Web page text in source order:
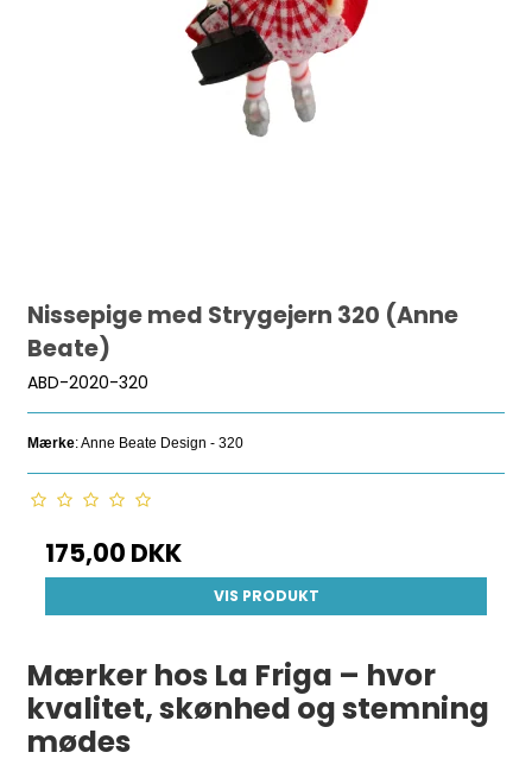
Nissepige med Strygejern 320 (Anne
Beate)
ABD-2020-320
Mærke: Anne Beate Design - 320
175,00 DKK
VIS PRODUKT
Mærker hos La Friga – hvor
kvalitet, skønhed og stemning
mødes